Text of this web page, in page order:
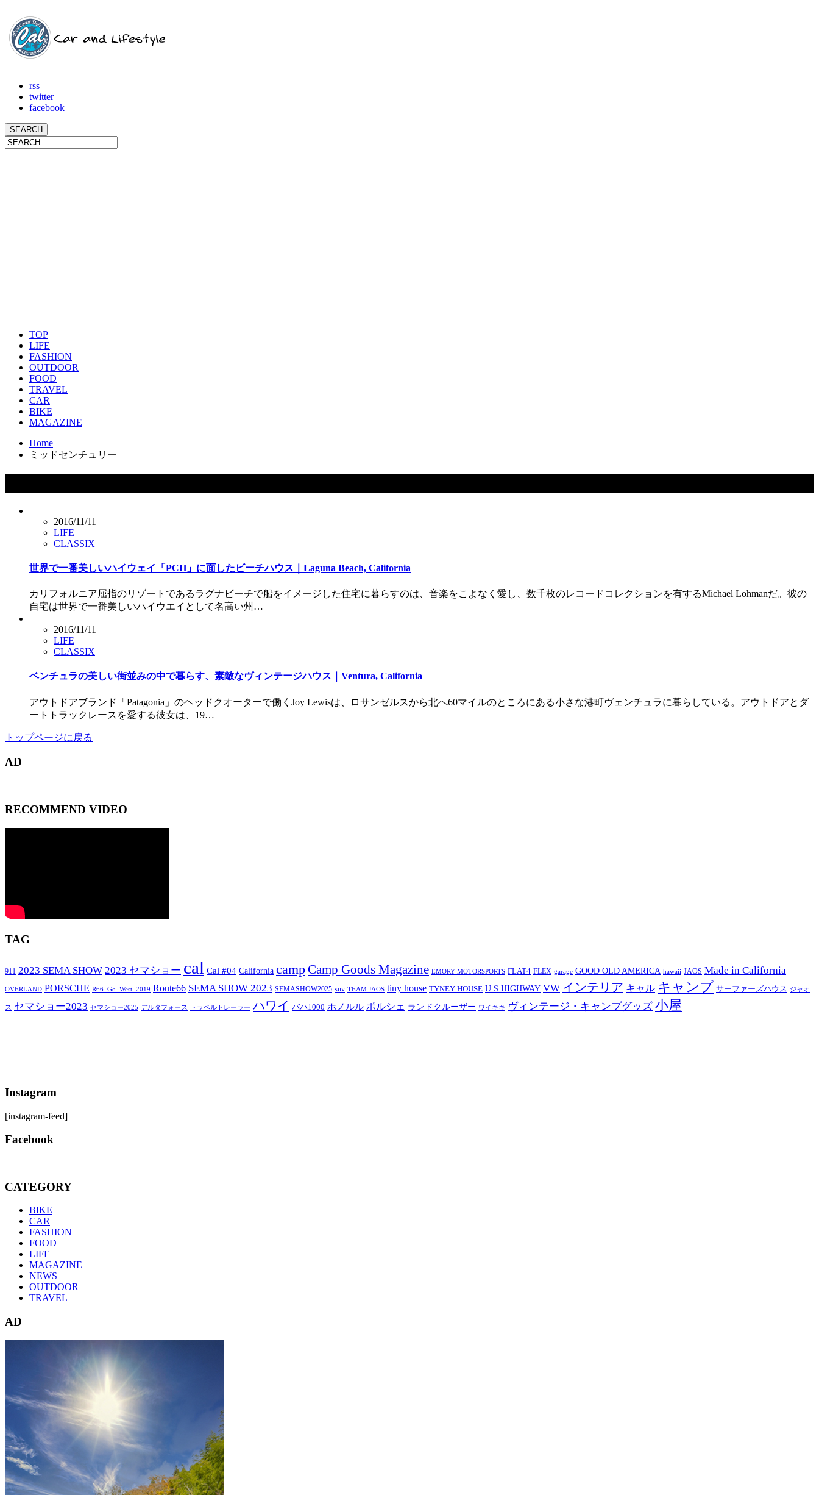
rss
twitter
facebook
TOP
LIFE
FASHION
OUTDOOR
FOOD
TRAVEL
CAR
BIKE
MAGAZINE
Home
ミッドセンチュリー
2016/11/11
LIFE
CLASSIX
世界で一番美しいハイウェイ「PCH」に面したビーチハウス｜Laguna Beach, California
カリフォルニア屈指のリゾートであるラグナビーチで船をイメージした住宅に暮らすのは、音楽をこよなく愛し、数千枚のレコードコレクションを有するMichael Lohmanだ。彼の
自宅は世界で一番美しいハイウエイとして名高い州…
2016/11/11
LIFE
CLASSIX
ベンチュラの美しい街並みの中で暮らす、素敵なヴィンテージハウス｜Ventura, California
アウトドアブランド「Patagonia」のヘッドクオーターで働くJoy Lewisは、ロサンゼルスから北へ60マイルのところにある小さな港町ヴェンチュラに暮らしている。アウトドアとダ
ートトラックレースを愛する彼女は、19…
トップページに戻る
AD
RECOMMEND VIDEO
TAG
911 2023 SEMA SHOW 2023 セマショー cal Cal #04 California campCamp Goods Magazine EMORY MOTORSPORTS FLAT4 FLEX garage GOOD OLD AMERICA hawaii JAOS Made in California
OVERLAND PORSCHE R66_Go_West_2019 Route66 SEMA SHOW 2023 SEMASHOW2025 suv TEAM JAOS tiny house TYNEY HOUSE U.S.HIGHWAY VW インテリア キャル キャンプ サーファーズハウス ジャオ
ス セマショー2023 セマショー2025 デルタフォース トラベルトレーラー ハワイ バハ1000 ホノルル ポルシェ ランドクルーザー ワイキキ ヴィンテージ・キャンプグッズ 小屋
Instagram
[instagram-feed]
Facebook
CATEGORY
BIKE
CAR
FASHION
FOOD
LIFE
MAGAZINE
NEWS
OUTDOOR
TRAVEL
AD